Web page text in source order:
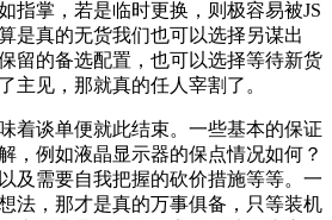
指掌，若是临时更换，则极容易被JS
是真的无货我们也可以选择另谋出
留的备选配置，也可以选择等待新货
主见，那就真的任人宰割了。
着谈单便就此结束。一些基本的保证
，例如液晶显示器的保点情况如何？
及需要自我把握的砍价措施等等。一
法，那才是真的万事俱备，只等装机